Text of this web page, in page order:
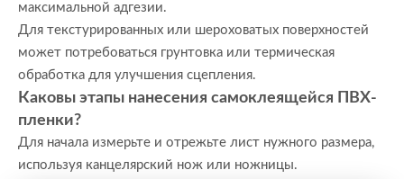
максимальной адгезии.
Для текстурированных или шероховатых поверхностей
может потребоваться грунтовка или термическая
обработка для улучшения сцепления.
Каковы этапы нанесения самоклеящейся ПВХ-
пленки?
Для начала измерьте и отрежьте лист нужного размера,
используя канцелярский нож или ножницы.